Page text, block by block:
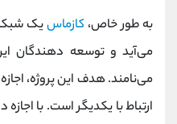
به طور خاص، کازماسیک
می‌آید و توسعه دهندگان
می‌نامند. هدف این پروژه،
ارتباط با یکدیگر است. با